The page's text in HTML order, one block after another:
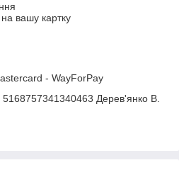
вашу картку
- WayForPay
5168757341340463 Дерев'янко В.